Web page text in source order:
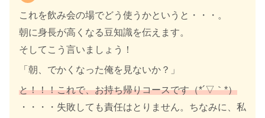
これを飲み会の場でどう使うかというと・・・。
朝に身長が高くなる豆知識を伝えます。
そしてこう言いましょう！
「朝、でかくなった俺を見ないか？」
と！！！これで、お持ち帰りコースです（*´▽｀*）
・・・・失敗しても責任はとりません。ちなみに、私